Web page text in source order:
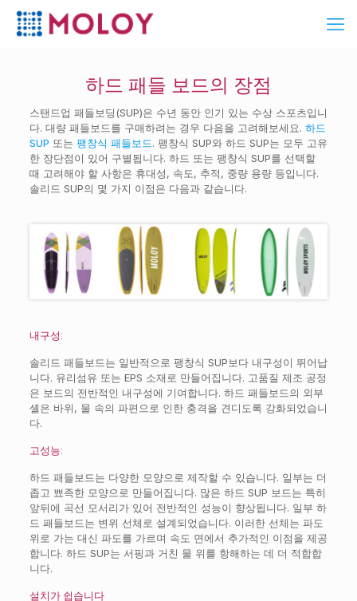
하드 패들 보드의 장점
스탠드업 패들보딩(SUP)은 수년 동안 인기 있는 수상 스포츠입니
다. 대량 패들보드를 구매하려는 경우 다음을 고려해보세요. 하드
SUP 또는 팽창식 패들보드. 팽창식 SUP와 하드 SUP는 모두 고유
한 장단점이 있어 구별됩니다. 하드 또는 팽창식 SUP를 선택할
때 고려해야 할 사항은 휴대성, 속도, 추적, 중량 용량 등입니다.
솔리드 SUP의 몇 가지 이점은 다음과 같습니다.
내구성:
솔리드 패들보드는 일반적으로 팽창식 SUP보다 내구성이 뛰어납
니다. 유리섬유 또는 EPS 소재로 만들어집니다. 고품질 제조 공정
은 보드의 전반적인 내구성에 기여합니다. 하드 패들보드의 외부
셸은 바위, 물 속의 파편으로 인한 충격을 견디도록 강화되었습니
다.
고성능:
하드 패들보드는 다양한 모양으로 제작할 수 있습니다. 일부는 더
좁고 뾰족한 모양으로 만들어집니다. 많은 하드 SUP 보드는 특히
앞뒤에 곡선 모서리가 있어 전반적인 성능이 향상됩니다. 일부 하
드 패들보드는 변위 선체로 설계되었습니다. 이러한 선체는 파도
위로 가는 대신 파도를 가르며 속도 면에서 추가적인 이점을 제공
합니다. 하드 SUP는 서핑과 거친 물 위를 항해하는 데 더 적합합
니다.
설치가 쉽습니다